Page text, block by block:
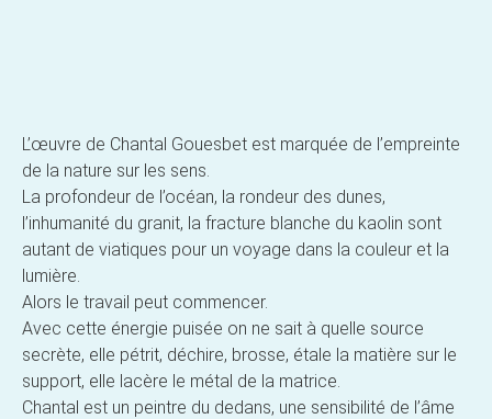
L’œuvre de Chantal Gouesbet est marquée de l’empreinte
de la nature sur les sens.
La profondeur de l’océan, la rondeur des dunes,
l’inhumanité du granit, la fracture blanche du kaolin sont
autant de viatiques pour un voyage dans la couleur et la
lumière.
Alors le travail peut commencer.
Avec cette énergie puisée on ne sait à quelle source
secrète, elle pétrit, déchire, brosse, étale la matière sur le
support, elle lacère le métal de la matrice.
Chantal est un peintre du dedans, une sensibilité de l’âme